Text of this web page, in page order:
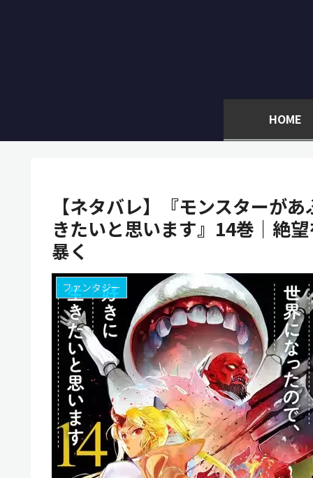
HOME
【ネタバレ】『モンスターが
きたいと思います』14巻｜絶
暴く
ファンタジー